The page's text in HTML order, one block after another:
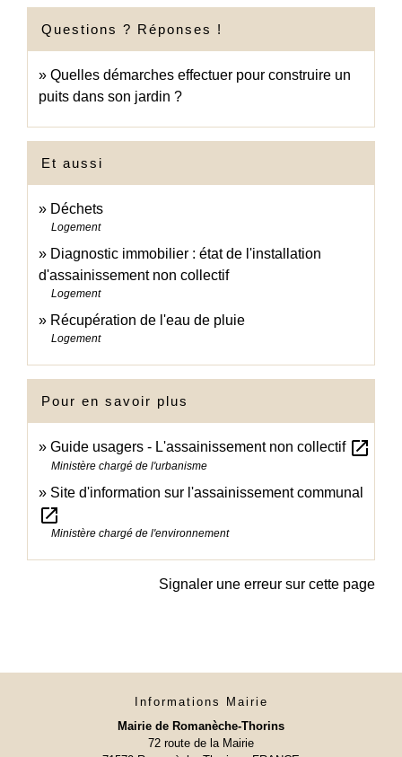
Questions ? Réponses !
Quelles démarches effectuer pour construire un
puits dans son jardin ?
Et aussi
Déchets
Logement
Diagnostic immobilier : état de l'installation
d'assainissement non collectif
Logement
Récupération de l'eau de pluie
Logement
Pour en savoir plus
Guide usagers - L'assainissement non collectif open_in_new
Ministère chargé de l'urbanisme
Site d'information sur l'assainissement communal
open_in_new
Ministère chargé de l'environnement
Signaler une erreur sur cette page
Informations Mairie
Mairie de Romanèche-Thorins
72 route de la Mairie